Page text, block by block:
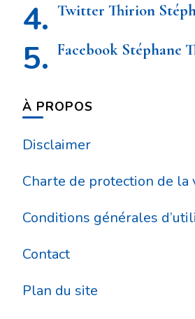
Twitter Thirion
Facebook Stéphane
À PROPOS
Disclaimer
Charte de protection de la
Conditions générales
Contact
Plan du site